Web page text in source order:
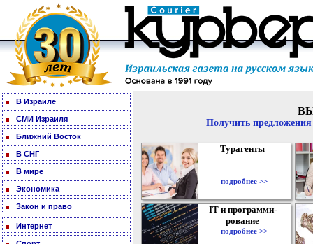
В Израиле
СМИ Израиля
Ближний Восток
В СНГ
В мире
Экономика
Закон и право
Интернет
Получить
Турагенты
подробнее >>
IT и программи-
рование
подробнее >>